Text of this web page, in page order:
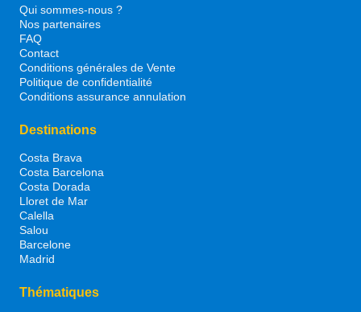
Qui sommes-nous ?
Nos partenaires
FAQ
Contact
Conditions générales de Vente
Politique de confidentialité
Conditions assurance annulation
Destinations
Costa Brava
Costa Barcelona
Costa Dorada
Lloret de Mar
Calella
Salou
Barcelone
Madrid
Thématiques